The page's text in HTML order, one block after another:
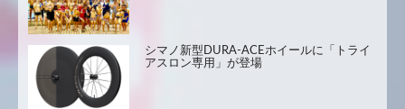
シマノ新型DURA-ACEホイールに「トライ
アスロン専用」が登場